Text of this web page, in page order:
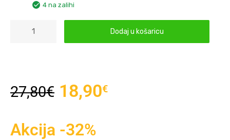
4 na zalihi
Dodaj u košaricu
27,80€ 18,90€
Akcija -32%